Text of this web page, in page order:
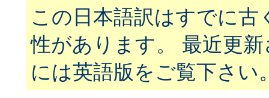
この日本語訳はすでに古
性があります。 最近更
には英語版をご覧下さい